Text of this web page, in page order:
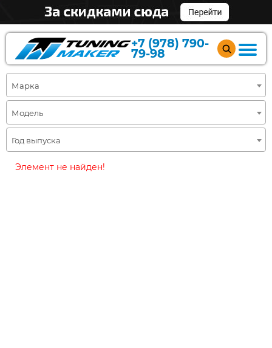
+7 (978) 790-
79-98
Марка
Модель
Год выпуска
Элемент не найден!